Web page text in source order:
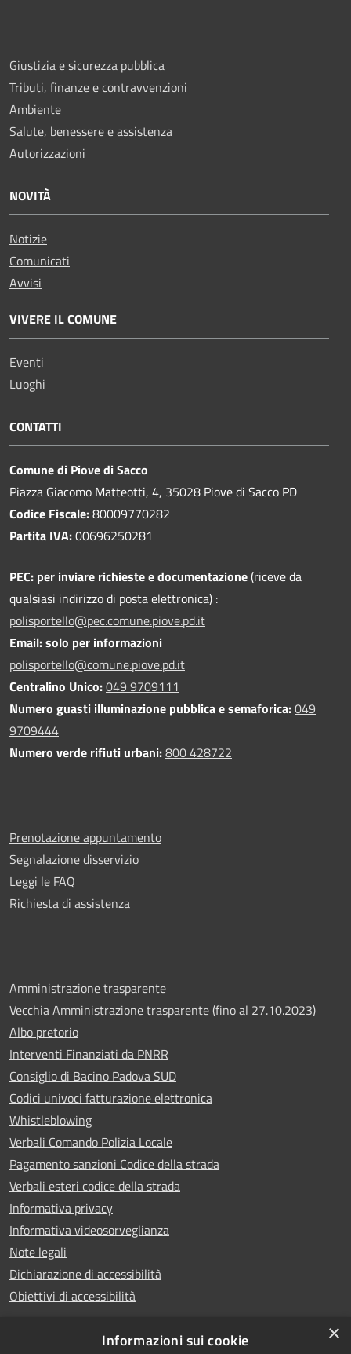
Giustizia e sicurezza pubblica
Tributi, finanze e contravvenzioni
Ambiente
Salute, benessere e assistenza
Autorizzazioni
NOVITÀ
Notizie
Comunicati
Avvisi
VIVERE IL COMUNE
Eventi
Luoghi
CONTATTI
Comune di Piove di Sacco
Piazza Giacomo Matteotti, 4, 35028 Piove di Sacco PD
Codice Fiscale:80009770282
Partita IVA:00696250281
PEC: per inviare richieste e documentazione(riceve da
qualsiasi indirizzo di posta elettronica) :
polisportello@pec.comune.piove.pd.it
Email: solo per informazioni
polisportello@comune.piove.pd.it
Centralino Unico:049 9709111
Numero guasti illuminazione pubblica e semaforica:049
9709444
Numero verde rifiuti urbani:800 428722
Prenotazione appuntamento
Segnalazione disservizio
Leggi le FAQ
Richiesta di assistenza
Amministrazione trasparente
Vecchia Amministrazione trasparente (fino al 27.10.2023)
Albo pretorio
Interventi Finanziati da PNRR
Consiglio di Bacino Padova SUD
Codici univoci fatturazione elettronica
Whistleblowing
Verbali Comando Polizia Locale
Pagamento sanzioni Codice della strada
Verbali esteri codice della strada
Informativa privacy
Informativa videosorveglianza
Note legali
Dichiarazione di accessibilità
Obiettivi di accessibilità
×
Informazioni sui cookie